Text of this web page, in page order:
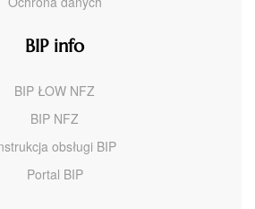
BIP info
BIP ŁOW NFZ
BIP NFZ
obsługi BIP
Portal BIP